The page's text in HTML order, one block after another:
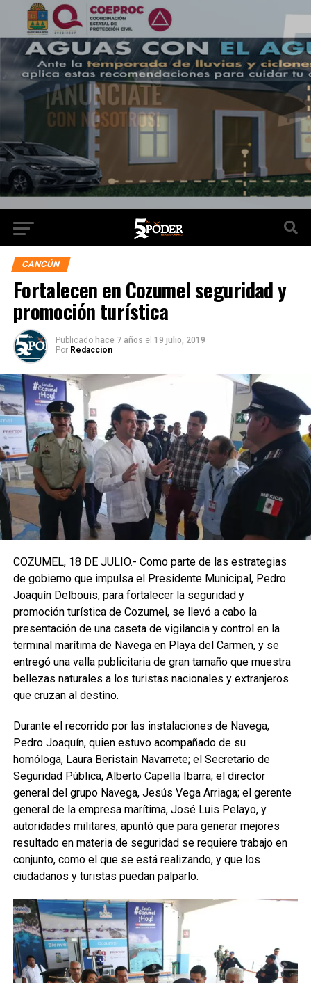
CANCÚN
Fortalecen en Cozumel seguridad y
promoción turística
Publicado hace 7 años el 19 julio, 2019
Por Redaccion
COZUMEL, 18 DE JULIO.- Como parte de las estrategias
de gobierno que impulsa el Presidente Municipal, Pedro
Joaquín Delbouis, para fortalecer la seguridad y
promoción turística de Cozumel, se llevó a cabo la
presentación de una caseta de vigilancia y control en la
terminal marítima de Navega en Playa del Carmen, y se
entregó una valla publicitaria de gran tamaño que muestra
bellezas naturales a los turistas nacionales y extranjeros
que cruzan al destino.
Durante el recorrido por las instalaciones de Navega,
Pedro Joaquín, quien estuvo acompañado de su
homóloga, Laura Beristain Navarrete; el Secretario de
Seguridad Pública, Alberto Capella Ibarra; el director
general del grupo Navega, Jesús Vega Arriaga; el gerente
general de la empresa marítima, José Luis Pelayo, y
autoridades militares, apuntó que para generar mejores
resultado en materia de seguridad se requiere trabajo en
conjunto, como el que se está realizando, y que los
ciudadanos y turistas puedan palparlo.